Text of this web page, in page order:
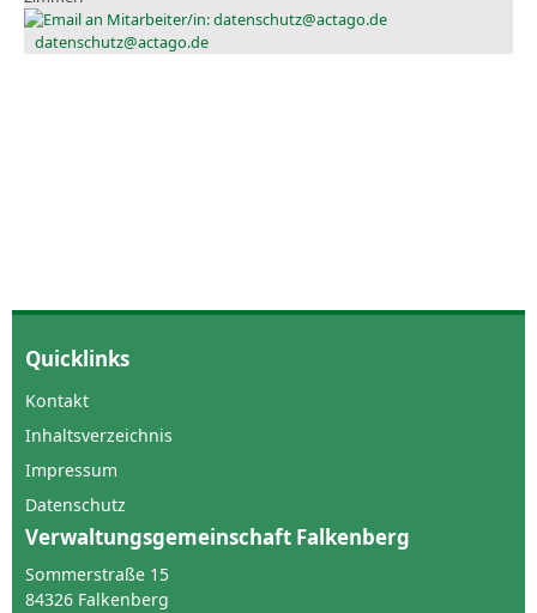
datenschutz@actago.de
Quicklinks
Kontakt
Inhaltsverzeichnis
Impressum
Datenschutz
Verwaltungsgemeinschaft Falkenberg
Sommerstraße 15
84326 Falkenberg